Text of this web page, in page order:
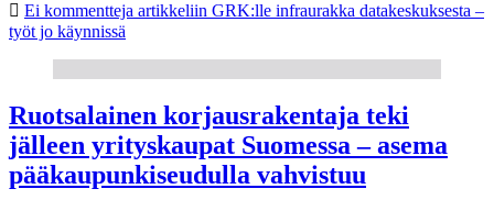
Ei kommentteja artikkeliin GRK:lle infraurakka datakeskuksesta –
työt jo käynnissä
Ruotsalainen korjausrakentaja teki
jälleen yrityskaupat Suomessa – asema
pääkaupunkiseudulla vahvistuu